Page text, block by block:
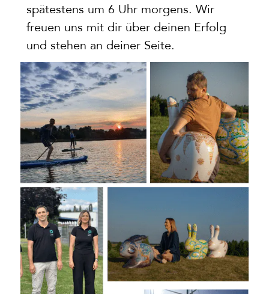
spätestens um 6 Uhr morgens. Wir
freuen uns mit dir über deinen Erfolg
und stehen an deiner Seite.